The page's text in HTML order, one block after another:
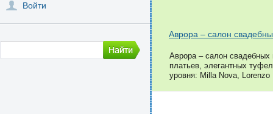
Войти
Аврора – салон
Аврора – салон
платьев, элегантных
уровня: Milla Nova,